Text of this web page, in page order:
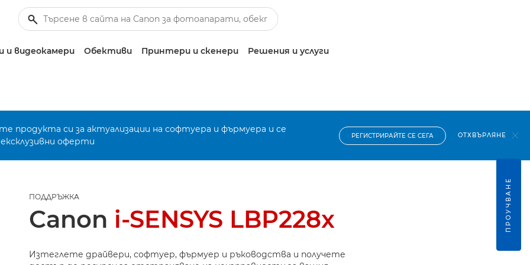
видеокамери Обективи Принтери и скенери Решения и услуги
продукта си за актуализации на софтуера и фърмуера и се
оферти
РЕГИСТРИРАЙТЕ СЕ СЕГА ОТХВЪРЛЯНЕ
ПОДДРЪЖКА
Canon i-SENSYS LBP228x
Изтеглете драйвери, софтуер, фърмуер и ръководства и получете
ПРОУЧВАНЕ